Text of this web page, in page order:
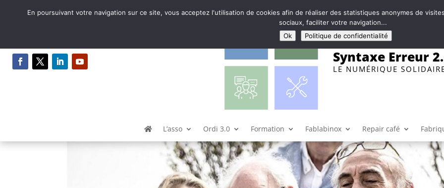
Syntaxe Erreur
LE NUMÉRIQUE
L’asso Ordi 3.0 Formation Fablabinox Repair café
Première rencontre des acteurs de l’autonomie, de
l’inclusion et de la Silver Economie le 25 octobre à
En poursuivant votre navigation sur ce site, vous acceptez l'utilisation de cookies afin de réaliser des statistiques anonymes de
sociaux, faciliter votre navigation...
Ok
Politique de confidentialité